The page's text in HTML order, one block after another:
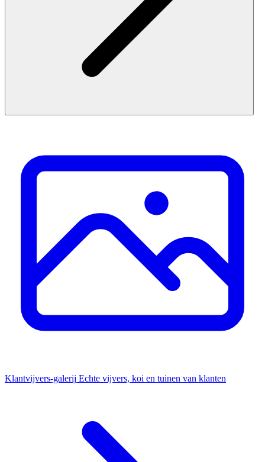
Klantvijvers-galerij Echte vijvers, koi en tuinen van klanten